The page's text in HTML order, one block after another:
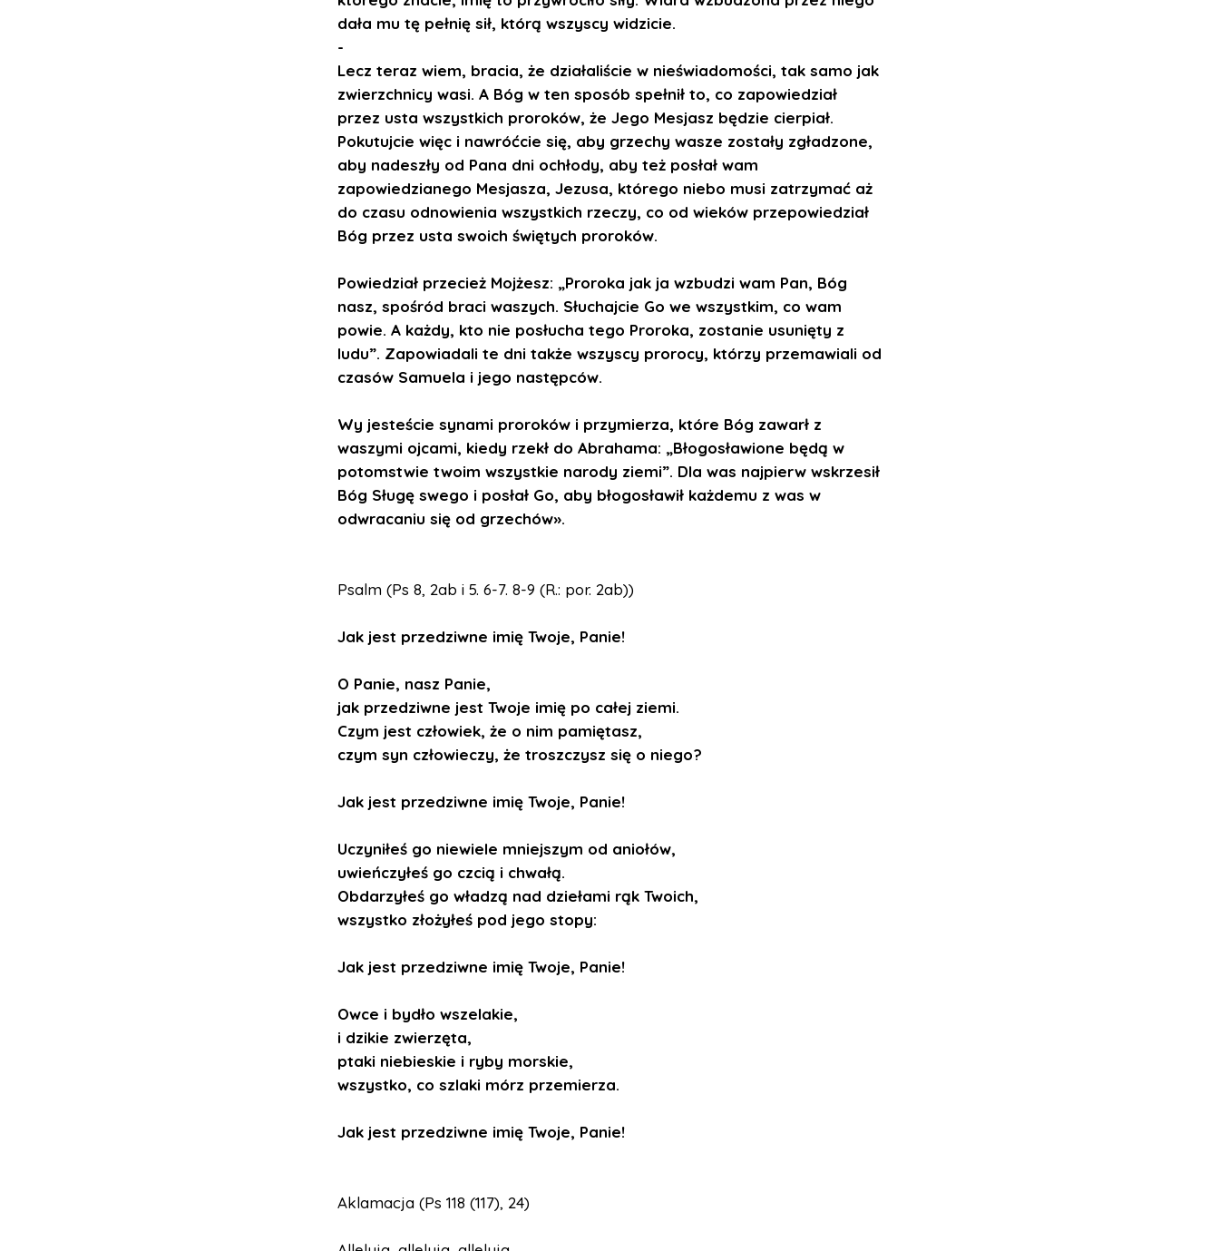
dała mu tę pełnię sił, którą wszyscy widzicie.
-
Lecz teraz wiem, bracia, że działaliście w nieświadomości, tak samo jak
zwierzchnicy wasi. A Bóg w ten sposób spełnił to, co zapowiedział
przez usta wszystkich proroków, że Jego Mesjasz będzie cierpiał.
Pokutujcie więc i nawróćcie się, aby grzechy wasze zostały zgładzone,
aby nadeszły od Pana dni ochłody, aby też posłał wam
zapowiedzianego Mesjasza, Jezusa, którego niebo musi zatrzymać aż
do czasu odnowienia wszystkich rzeczy, co od wieków przepowiedział
Bóg przez usta swoich świętych proroków.
Powiedział przecież Mojżesz: „Proroka jak ja wzbudzi wam Pan, Bóg
nasz, spośród braci waszych. Słuchajcie Go we wszystkim, co wam
powie. A każdy, kto nie posłucha tego Proroka, zostanie usunięty z
ludu”. Zapowiadali te dni także wszyscy prorocy, którzy przemawiali od
czasów Samuela i jego następców.
Wy jesteście synami proroków i przymierza, które Bóg zawarł z
waszymi ojcami, kiedy rzekł do Abrahama: „Błogosławione będą w
potomstwie twoim wszystkie narody ziemi”. Dla was najpierw wskrzesił
Bóg Sługę swego i posłał Go, aby błogosławił każdemu z was w
odwracaniu się od grzechów».
Psalm (Ps 8, 2ab i 5. 6-7. 8-9 (R.: por. 2ab))
Jak jest przedziwne imię Twoje, Panie!
O Panie, nasz Panie,
jak przedziwne jest Twoje imię po całej ziemi.
Czym jest człowiek, że o nim pamiętasz,
czym syn człowieczy, że troszczysz się o niego?
Jak jest przedziwne imię Twoje, Panie!
Uczyniłeś go niewiele mniejszym od aniołów,
uwieńczyłeś go czcią i chwałą.
Obdarzyłeś go władzą nad dziełami rąk Twoich,
wszystko złożyłeś pod jego stopy:
Jak jest przedziwne imię Twoje, Panie!
Owce i bydło wszelakie,
i dzikie zwierzęta,
ptaki niebieskie i ryby morskie,
wszystko, co szlaki mórz przemierza.
Jak jest przedziwne imię Twoje, Panie!
Aklamacja (Ps 118 (117), 24)